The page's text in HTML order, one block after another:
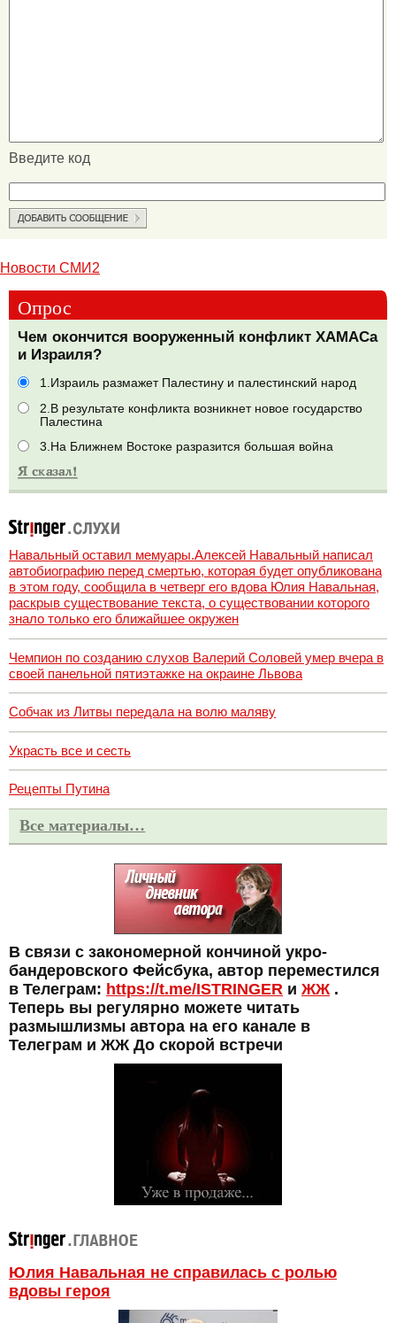
Введите код
Новости СМИ2
Опрос
Чем окончится вооруженный конфликт ХАМАСа
и Израиля?
1.Израиль размажет Палестину и палестинский народ
2.В результате конфликта возникнет новое государство
Палестина
3.На Ближнем Востоке разразится большая война
Навальный оставил мемуары.Алексей Навальный написал
автобиографию перед смертью, которая будет опубликована
в этом году, сообщила в четверг его вдова Юлия Навальная,
раскрыв существование текста, о существовании которого
знало только его ближайшее окружен
Чемпион по созданию слухов Валерий Соловей умер вчера в
своей панельной пятиэтажке на окраине Львова
Собчак из Литвы передала на волю маляву
Украсть все и сесть
Рецепты Путина
Все материалы…
В связи с закономерной кончиной укро-
бандеровского Фейсбука, автор переместился
в Телеграм: https://t.me/ISTRINGER и ЖЖ .
Теперь вы регулярно можете читать
размышлизмы автора на его канале в
Телеграм и ЖЖ До скорой встречи
Юлия Навальная не справилась с ролью
вдовы героя